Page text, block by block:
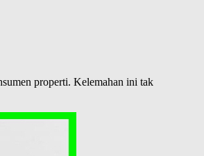
properti. Kelemahan ini tak